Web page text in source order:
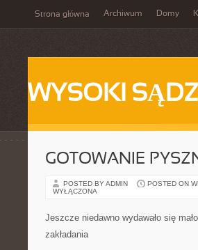
Strona główna Archiwum Domy
WYSOKI
GOTOWANIE
POSTED BY ADMIN POSTED ON
WYŁĄCZONA
Jeszcze niedawno wydawało się
zakładania